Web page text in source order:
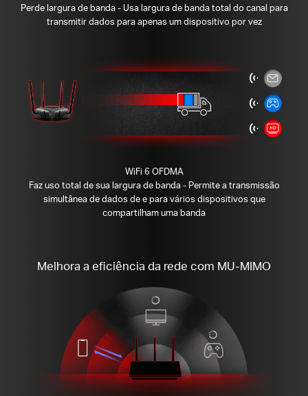
Perde largura de banda - Usa largura de banda total do canal para
transmitir dados para apenas um dispositivo por vez
WiFi 6 OFDMA
Faz uso total de sua largura de banda - Permite a transmissão
simultânea de dados de e para vários dispositivos que
compartilham uma banda
Melhora a eficiência da rede com MU-MIMO